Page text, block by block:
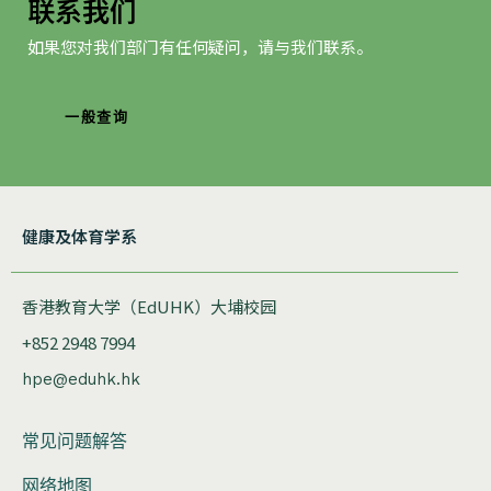
联系我们
如果您对我们部门有任何疑问，请与我们联系。
一般查询
健康及体育学系
香港教育大学（EdUHK）大埔校园
+852 2948 7994
hpe@eduhk.hk
常见问题解答
网络地图